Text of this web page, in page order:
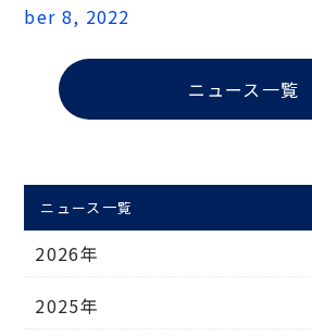
ber 8, 2022
ニュース一覧
ニュース一覧
2026年
2025年